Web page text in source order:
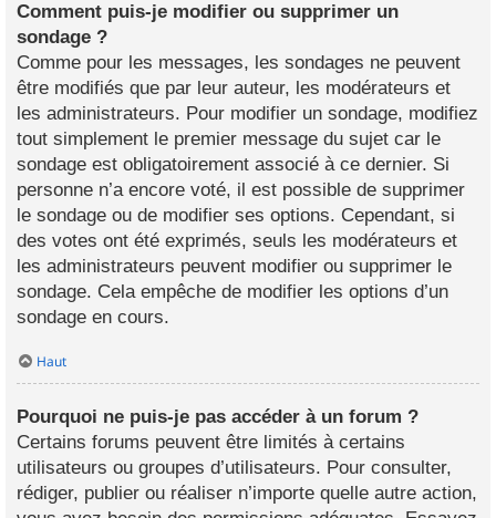
Comment puis-je modifier ou supprimer un
sondage ?
Comme pour les messages, les sondages ne peuvent
être modifiés que par leur auteur, les modérateurs et
les administrateurs. Pour modifier un sondage, modifiez
tout simplement le premier message du sujet car le
sondage est obligatoirement associé à ce dernier. Si
personne n’a encore voté, il est possible de supprimer
le sondage ou de modifier ses options. Cependant, si
des votes ont été exprimés, seuls les modérateurs et
les administrateurs peuvent modifier ou supprimer le
sondage. Cela empêche de modifier les options d’un
sondage en cours.
Haut
Pourquoi ne puis-je pas accéder à un forum ?
Certains forums peuvent être limités à certains
utilisateurs ou groupes d’utilisateurs. Pour consulter,
rédiger, publier ou réaliser n’importe quelle autre action,